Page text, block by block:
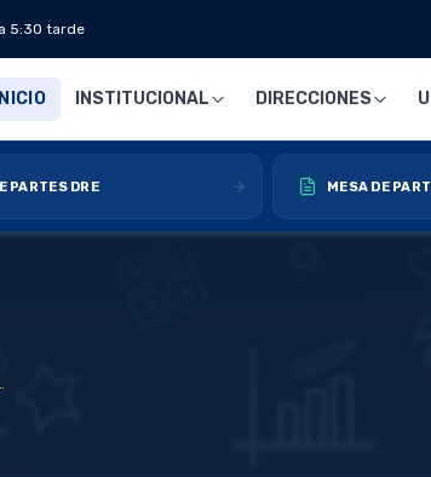
a 5:30 tarde
INICIO INSTITUCIONAL DIRECCIONES
PARTES DRE MESA DE
JUEGOS DEPORTIVOS Y PARADEPORTIVOS